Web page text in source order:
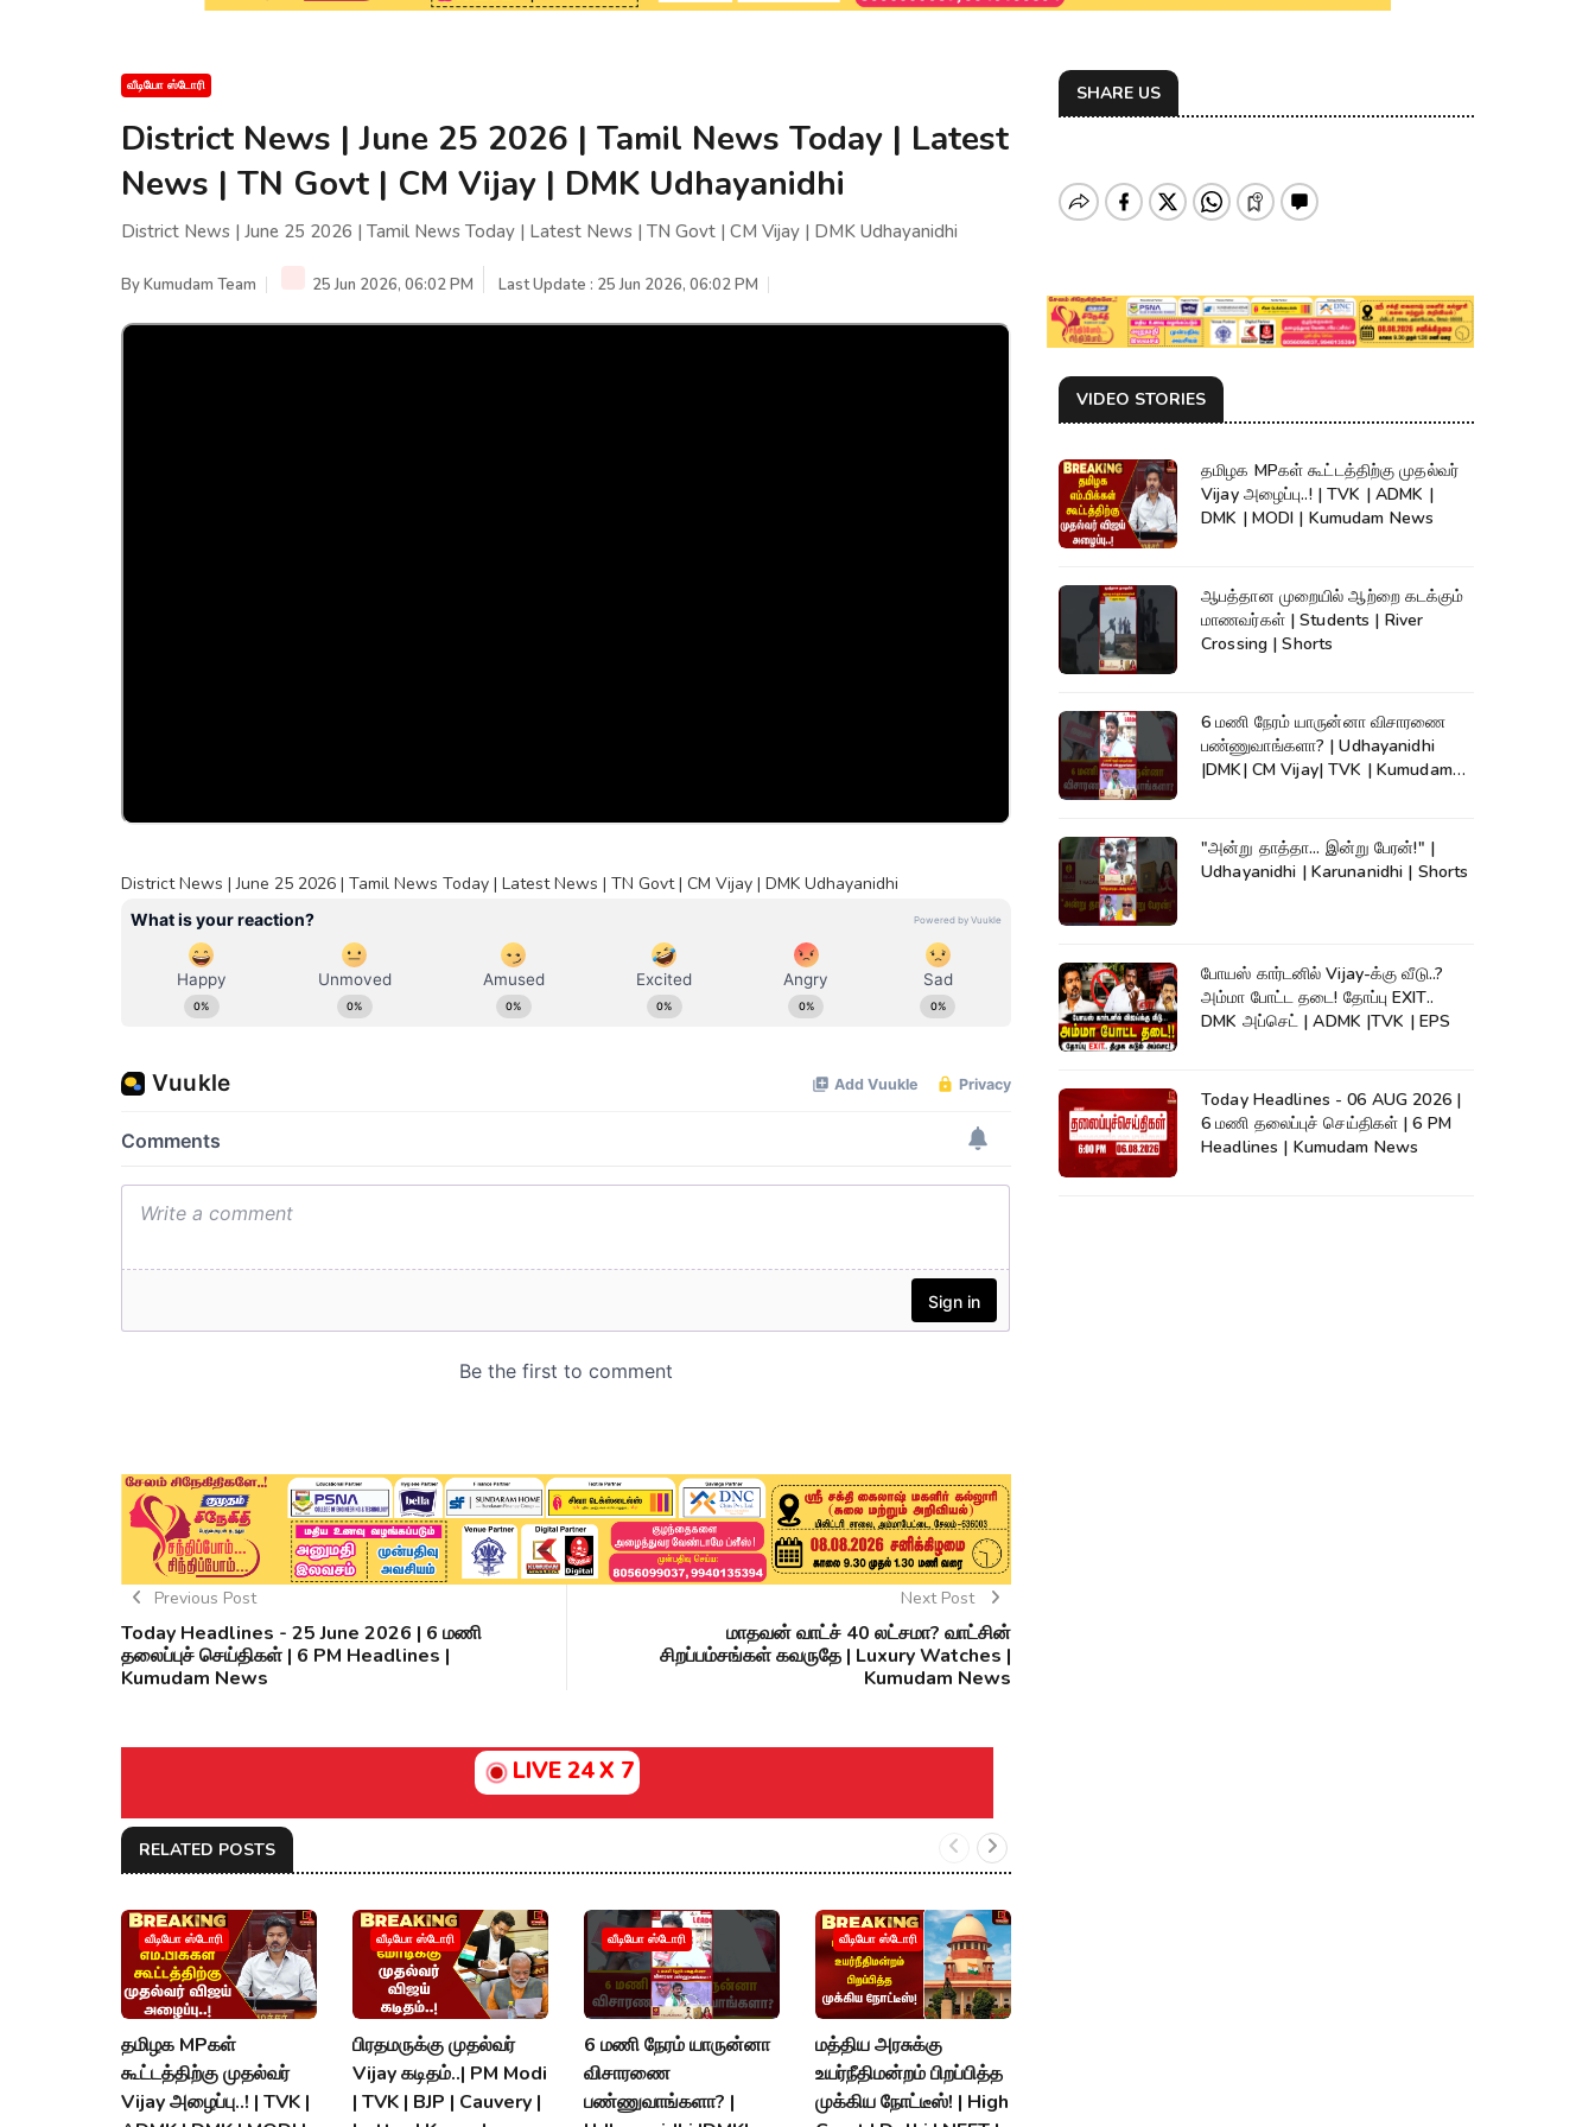
வீடியோ ஸ்டோரி
District News | June 25 2026 | Tamil News Today | Latest
News | TN Govt | CM Vijay | DMK Udhayanidhi
District News | June 25 2026 | Tamil News Today | Latest News | TN Govt | CM Vijay | DMK Udhayanidhi
ByKumudam Team 25 Jun 2026, 06:02 PM Last Update : 25 Jun 2026, 06:02 PM
District News | June 25 2026 | Tamil News Today | Latest News | TN Govt | CM Vijay | DMK Udhayanidhi
Previous Post
Today Headlines - 25 June 2026 | 6 மணி
தலைப்புச் செய்திகள் | 6 PM Headlines |
Kumudam News
Next Post
மாதவன் வாட்ச் 40 லட்சமா? வாட்சின்
சிறப்பம்சங்கள் கவருதே | Luxury Watches |
Kumudam News
LIVE 24 X 7
RELATED POSTS
வீடியோ ஸ்டோரி
தமிழக MPகள்
கூட்டத்திற்கு முதல்வர்
Vijay அழைப்பு..! | TVK |
வீடியோ ஸ்டோரி
பிரதமருக்கு முதல்வர்
Vijay கடிதம்..| PM Modi
| TVK | BJP | Cauvery |
வீடியோ ஸ்டோரி
6 மணி நேரம் யாருன்னா
விசாரணை
பண்ணுவாங்களா? |
வீடியோ ஸ்டோரி
மத்திய அரசுக்கு
உயர்நீதிமன்றம் பிறப்பித்த
முக்கிய நோட்டீஸ்! | High
SHARE US
VIDEO STORIES
தமிழக MPகள் கூட்டத்திற்கு முதல்வர்
Vijay அழைப்பு..! | TVK | ADMK |
DMK | MODI | Kumudam News
ஆபத்தான முறையில் ஆற்றை கடக்கும்
மாணவர்கள் | Students | River
Crossing | Shorts
6 மணி நேரம் யாருன்னா விசாரணை
பண்ணுவாங்களா? | Udhayanidhi
|DMK| CM Vijay| TVK | Kumudam
"அன்று தாத்தா... இன்று பேரன்!" |
Udhayanidhi | Karunanidhi | Shorts
போயஸ் கார்டனில் Vijay-க்கு வீடு..?
அம்மா போட்ட தடை! தோப்பு EXIT..
DMK அப்செட் | ADMK |TVK | EPS
Today Headlines - 06 AUG 2026 |
6 மணி தலைப்புச் செய்திகள் | 6 PM
Headlines | Kumudam News